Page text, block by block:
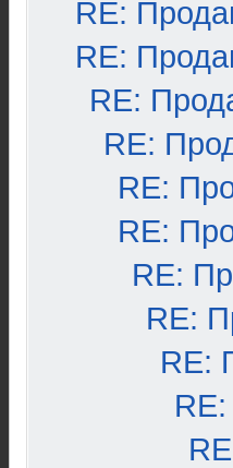
RE:
RE:
RE:
RE:
RE:
RE:
RE:
RE:
RE: